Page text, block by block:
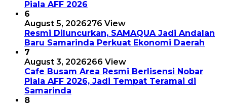
Piala AFF 2026
6
August 5, 2026276 View
Resmi Diluncurkan, SAMAQUA Jadi Andalan
Baru Samarinda Perkuat Ekonomi Daerah
7
August 3, 2026266 View
Cafe Busam Area Resmi Berlisensi Nobar
Piala AFF 2026, Jadi Tempat Teramai di
Samarinda
8